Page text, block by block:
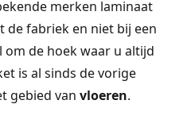
merken laminaat
de fabriek en niet bij een
de hoek waar u altijd
is al sinds de vorige
gebied van vloeren.